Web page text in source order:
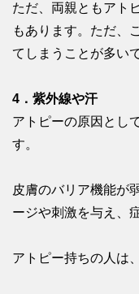
ただ、両親ともアト
もあります。ただ、
てしまうことが多い
4．紫外線や汗
アトピーの原因とし
す。
皮膚のバリア機能が
ージや刺激を与え、
アトピー持ちの人は